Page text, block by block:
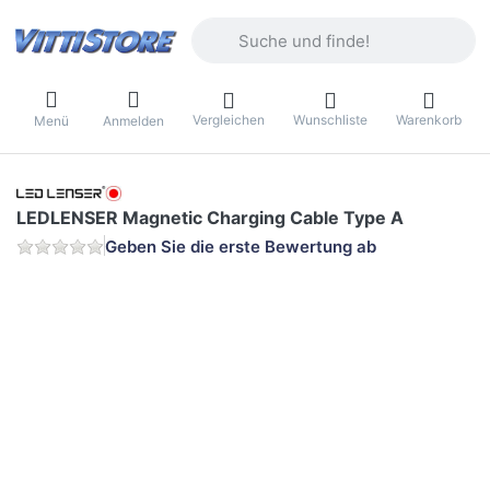
Menü Anmelden Vergleichen Wunschliste Warenkorb
LEDLENSER Magnetic Charging Cable Type A
Geben Sie die erste Bewertung ab